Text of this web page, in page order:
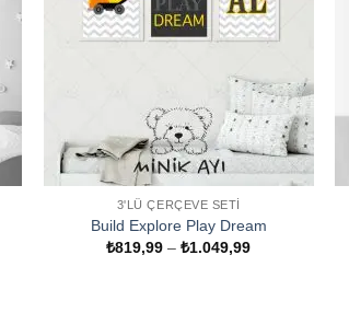
3'LÜ ÇERÇEVE SETI
Build Explore Play Dream
₺819,99 –₺1.049,99Fiyat